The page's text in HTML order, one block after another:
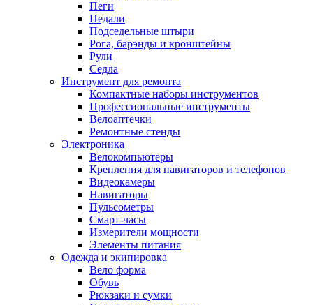
Пеги
Педали
Подседельные штыри
Рога, барэнды и кронштейны
Рули
Седла
Инструмент для ремонта
Компактные наборы инструментов
Профессиональные инструменты
Велоаптечки
Ремонтные стенды
Электроника
Велокомпьютеры
Крепления для навигаторов и телефонов
Видеокамеры
Навигаторы
Пульсометры
Смарт-часы
Измерители мощности
Элементы питания
Одежда и экипировка
Вело форма
Обувь
Рюкзаки и сумки